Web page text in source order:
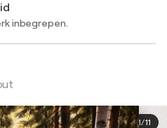
inbegrepen.
1/11